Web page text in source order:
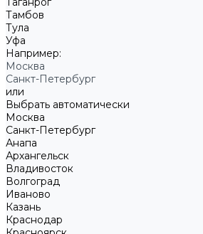
Тамбов
Тула
Уфа
Например:
Москва
Санкт-Петербург
или
Выбрать автоматически
Москва
Санкт-Петербург
Анапа
Архангельск
Владивосток
Волгоград
Иваново
Казань
Краснодар